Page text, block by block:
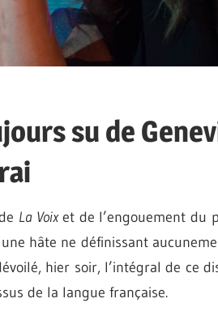
su de
La Voixet de l’engouement du
hâte ne définissant
hier soir, l’intégral de ce
de la langue française.